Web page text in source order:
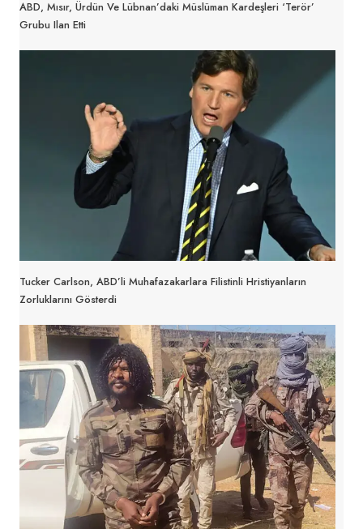
ABD, Mısır, Ürdün Ve Lübnan’daki Müslüman Kardeşleri ‘terör’
Grubu Ilan Etti
Tucker Carlson, ABD’li Muhafazakarlara Filistinli Hristiyanların
Zorluklarını Gösterdi